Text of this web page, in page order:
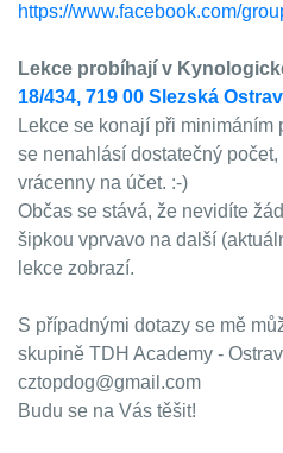
https://www.facebook.com/
Lekce probíhají v
18/434, 719 00 Slezská
Lekce se konají při minimáním
se nenahlásí dostatečný
vrácenny na účet. :-)
Občas se stává, že nevidíte
šipkou vprvavo na další
lekce zobrazí.
S případnými dotazy se mě
skupině TDH Academy -
cztopdog@gmail.com
Budu se na Vás těšit!